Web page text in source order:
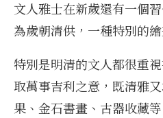
文人雅士在新歲還有一個
為歲朝清供，一種特別的繪
特別是明清的文人都很重
取萬事吉利之意，既清雅
果、金石書畫、古器收藏